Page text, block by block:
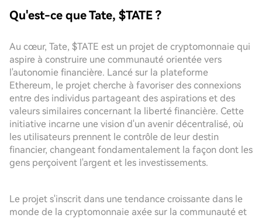
Qu'est-ce que Tate, $TATE ?
Au cœur, Tate, $TATE est un projet de cryptomonnaie qui
aspire à construire une communauté orientée vers
l'autonomie financière. Lancé sur la plateforme
Ethereum, le projet cherche à favoriser des connexions
entre des individus partageant des aspirations et des
valeurs similaires concernant la liberté financière. Cette
initiative incarne une vision d'un avenir décentralisé, où
les utilisateurs prennent le contrôle de leur destin
financier, changeant fondamentalement la façon dont les
gens perçoivent l'argent et les investissements.
Le projet s'inscrit dans une tendance croissante dans le
monde de la cryptomonnaie axée sur la communauté et